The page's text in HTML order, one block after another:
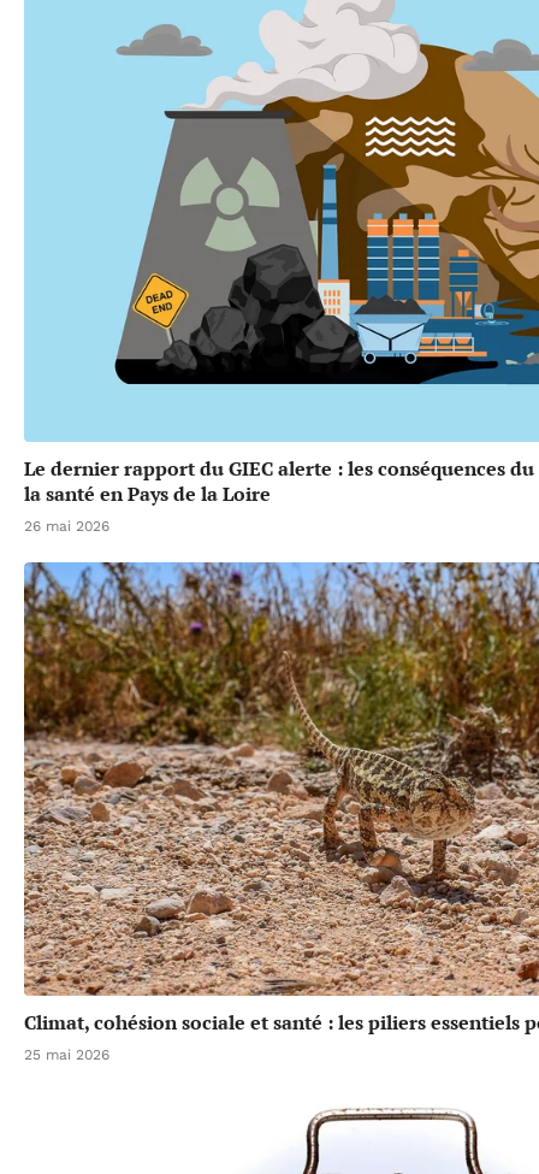
Le dernier rapport du GIEC alerte : les conséquences
la santé en Pays de la Loire
26 mai 2026
Climat, cohésion sociale et santé : les piliers essentiels
25 mai 2026